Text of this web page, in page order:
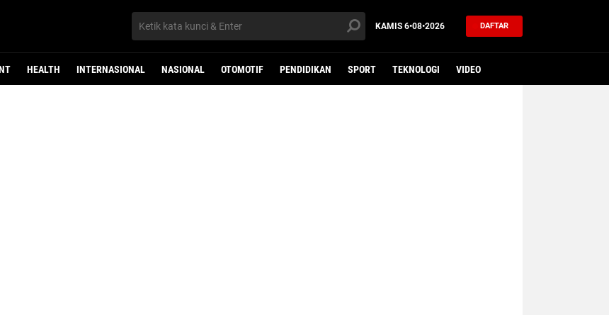
KAMIS 6•08•2026 DAFTAR
HEALTH INTERNASIONAL NASIONAL OTOMOTIF PENDIDIKAN SPORT TEKNOLOGI VIDEO